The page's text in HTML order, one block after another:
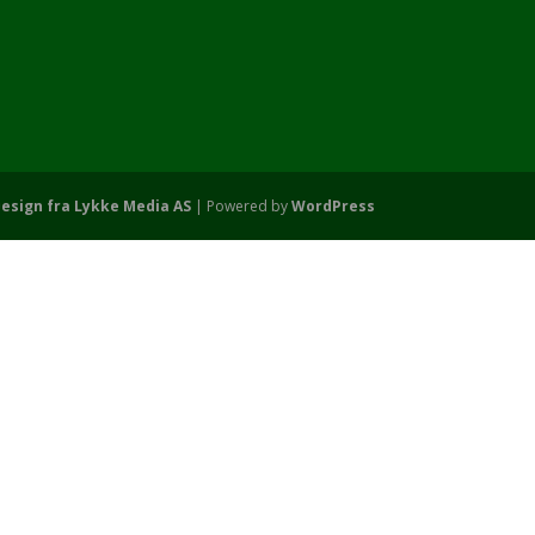
fra Lykke Media AS| Powered byWordPress